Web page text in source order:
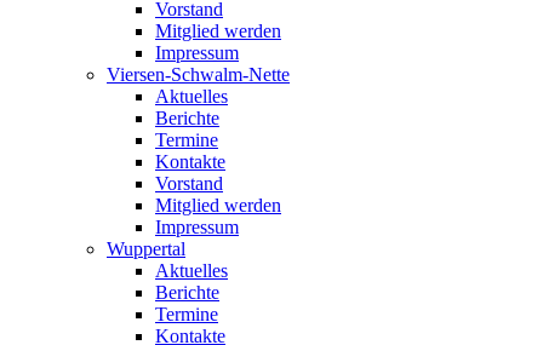
Vorstand
Mitglied werden
Impressum
Viersen-Schwalm-Nette
Aktuelles
Berichte
Termine
Kontakte
Vorstand
Mitglied werden
Impressum
Wuppertal
Aktuelles
Berichte
Termine
Kontakte